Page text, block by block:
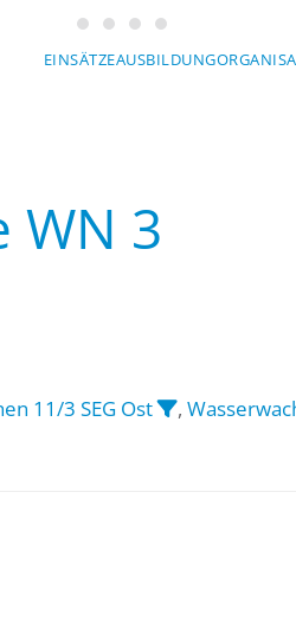
EINSÄTZEAUSBILDUNG
Wasserwacht München
Wasserwacht
Wasserwacht
WN 3
11/3 SEG Ost ,